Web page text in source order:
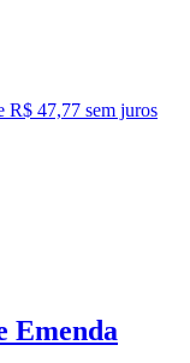
R$ 47,77 sem juros
Emenda